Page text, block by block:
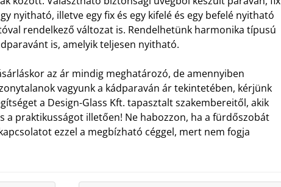
nyitható, illetve egy fix és egy kifelé és egy befelé nyitható
rendelkező változat is. Rendelhetünk harmonika típusú
is, amelyik teljesen nyitható.
az ár mindig meghatározó, de amennyiben
vagyunk a kádparaván ár tekintetében, kérjünk
a Design-Glass Kft. tapasztalt szakembereitől, akik
a praktikusságot illetően! Ne habozzon, ha a fürdőszobát
ezzel a megbízható céggel, mert nem fogja